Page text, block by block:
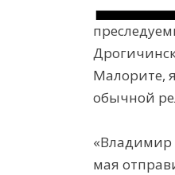
Малорите,
обычной
«Владимир
мая